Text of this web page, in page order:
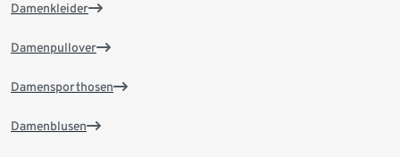
Damenkleider
Damenpullover
Damensporthosen
Damenblusen